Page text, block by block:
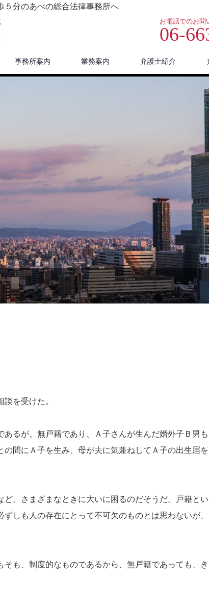
５分のあべの総合法律事務所へ
お電話でのお問
06-
事務所案内 業務案内 弁護士紹介
を受けた。
るが、無戸籍であり、Ａ子さんが生んだ婚外子Ｂ男も
間にＡ子を生み、母が夫に気兼ねしてＡ子の出生届を
、さまざまなときに大いに困るのだそうだ。戸籍とい
しも人の存在にとって不可欠のものとは思わないが、
も、制度的なものであるから、無戸籍であっても、き